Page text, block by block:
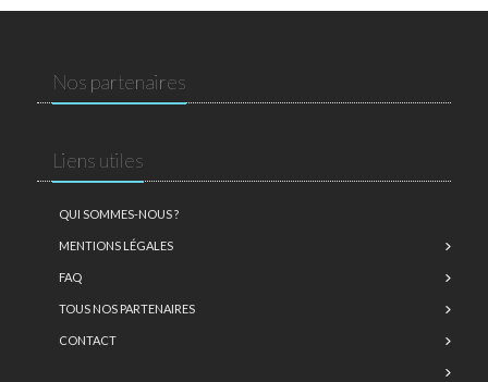
Nos partenaires
Liens utiles
QUI SOMMES-NOUS ?
MENTIONS LÉGALES
FAQ
TOUS NOS PARTENAIRES
CONTACT